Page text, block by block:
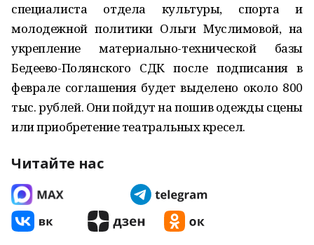
специалиста отдела культуры, спорта и
молодежной политики Ольги Муслимовой, на
укрепление материально-технической базы
Бедеево-Полянского СДК после подписания в
феврале соглашения будет выделено около 800
тыс. рублей. Они пойдут на пошив одежды сцены
или приобретение театральных кресел.
Читайте нас